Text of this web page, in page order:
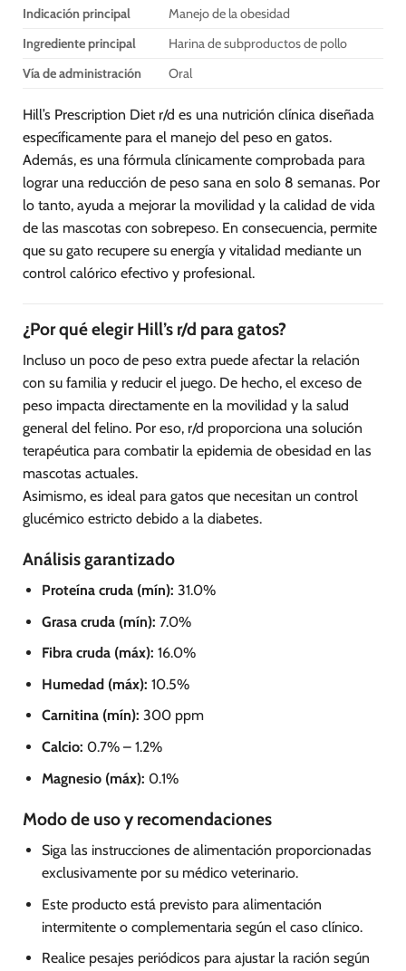
de
producto
Indicación principal
Manejo de la obesidad
Ingrediente principal
Harina de subproductos de pollo
Vía de administración
Oral
Hill’s Prescription Diet r/d es una nutrición clínica diseñada
específicamente para el manejo del peso en gatos.
Además, es una fórmula clínicamente comprobada para
lograr una reducción de peso sana en solo 8 semanas. Por
lo tanto, ayuda a mejorar la movilidad y la calidad de vida
de las mascotas con sobrepeso. En consecuencia, permite
que su gato recupere su energía y vitalidad mediante un
control calórico efectivo y profesional.
¿Por qué elegir Hill’s r/d para gatos?
Incluso un poco de peso extra puede afectar la relación
con su familia y reducir el juego. De hecho, el exceso de
peso impacta directamente en la movilidad y la salud
general del felino. Por eso, r/d proporciona una solución
terapéutica para combatir la epidemia de obesidad en las
mascotas actuales.
Asimismo, es ideal para gatos que necesitan un control
glucémico estricto debido a la diabetes.
Análisis garantizado
Proteína cruda (mín): 31.0%
Grasa cruda (mín): 7.0%
Fibra cruda (máx): 16.0%
Humedad (máx): 10.5%
Carnitina (mín): 300 ppm
Calcio: 0.7% – 1.2%
Magnesio (máx): 0.1%
Modo de uso y recomendaciones
Siga las instrucciones de alimentación proporcionadas
exclusivamente por su médico veterinario.
Este producto está previsto para alimentación
intermitente o complementaria según el caso clínico.
Realice pesajes periódicos para ajustar la ración según